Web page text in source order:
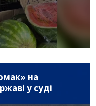
на
у суді